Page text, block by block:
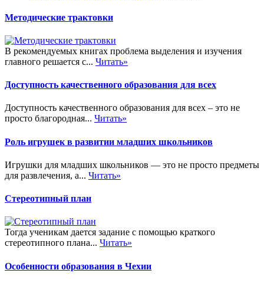
Методические трактовки
В рекомендуемых книгах проблема выделения и изучения
главного решается с... Читать»
Доступность качественного образования для всех
Доступность качественного образования для всех – это не
просто благородная... Читать»
Роль игрушек в развитии младших школьников
Игрушки для младших школьников — это не просто предметы
для развлечения, а... Читать»
Стереотипный план
Тогда ученикам дается задание с помощью краткого
стереотипного плана... Читать»
Особенности образования в Чехии